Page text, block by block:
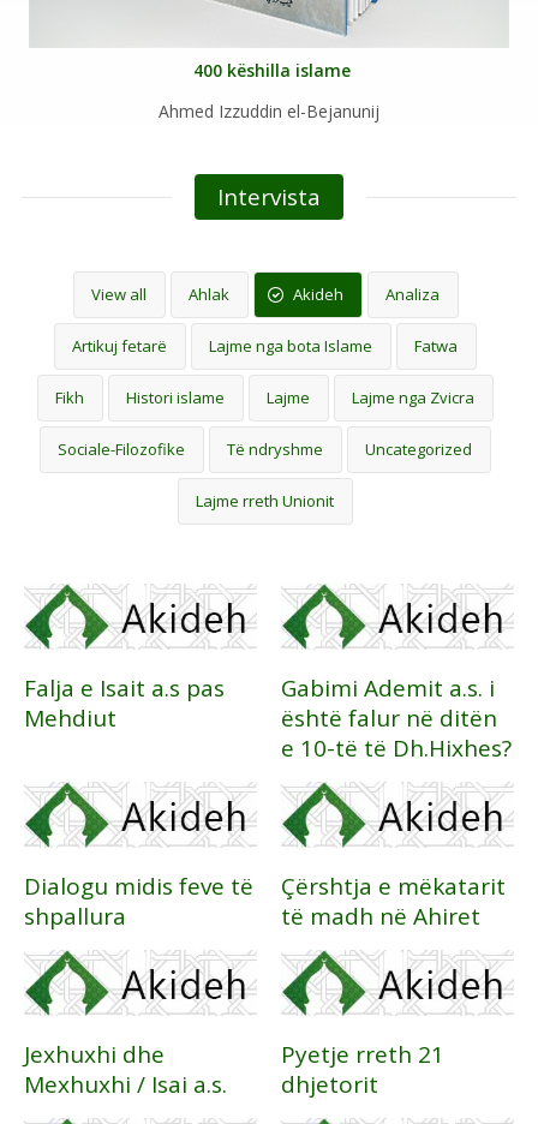
400 këshilla islame
Ahmed Izzuddin el-Bejanunij
Intervista
View all Ahlak Akideh Analiza
Artikuj fetarë Lajme nga bota Islame Fatwa
Fikh Histori islame Lajme Lajme nga Zvicra
Sociale-Filozofike Të ndryshme Uncategorized
Lajme rreth Unionit
Falja e Isait a.s pas
Mehdiut
Gabimi Ademit a.s. i
është falur në ditën
e 10-të të Dh.Hixhes?
Dialogu midis feve të
shpallura
Çërshtja e mëkatarit
të madh në Ahiret
Jexhuxhi dhe
Mexhuxhi / Isai a.s.
Pyetje rreth 21
dhjetorit